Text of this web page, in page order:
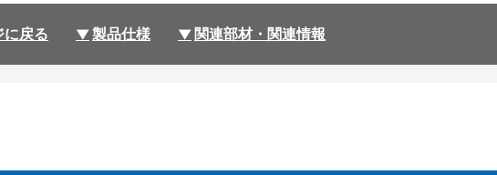
に戻る 製品仕様 関連部材・関連情報